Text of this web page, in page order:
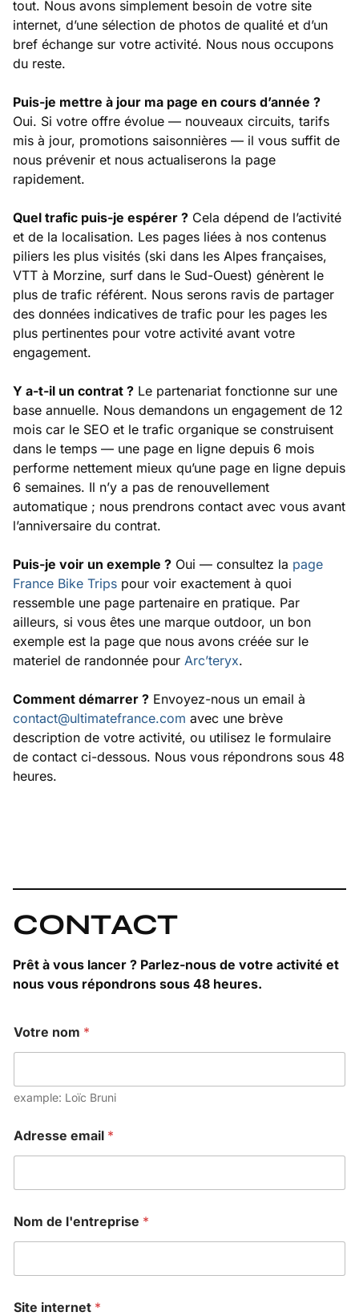
tout. Nous avons simplement besoin de votre site
internet, d’une sélection de photos de qualité et d’un
bref échange sur votre activité. Nous nous occupons
du reste.
Puis-je mettre à jour ma page en cours d’année ?
Oui. Si votre offre évolue — nouveaux circuits, tarifs
mis à jour, promotions saisonnières — il vous suffit de
nous prévenir et nous actualiserons la page
rapidement.
Quel trafic puis-je espérer ? Cela dépend de l’activité
et de la localisation. Les pages liées à nos contenus
piliers les plus visités (ski dans les Alpes françaises,
VTT à Morzine, surf dans le Sud-Ouest) génèrent le
plus de trafic référent. Nous serons ravis de partager
des données indicatives de trafic pour les pages les
plus pertinentes pour votre activité avant votre
engagement.
Y a-t-il un contrat ? Le partenariat fonctionne sur une
base annuelle. Nous demandons un engagement de 12
mois car le SEO et le trafic organique se construisent
dans le temps — une page en ligne depuis 6 mois
performe nettement mieux qu’une page en ligne depuis
6 semaines. Il n’y a pas de renouvellement
automatique ; nous prendrons contact avec vous avant
l’anniversaire du contrat.
Puis-je voir un exemple ? Oui — consultez la page
France Bike Trips pour voir exactement à quoi
ressemble une page partenaire en pratique. Par
ailleurs, si vous êtes une marque outdoor, un bon
exemple est la page que nous avons créée sur le
materiel de randonnée pour Arc’teryx.
Comment démarrer ? Envoyez-nous un email à
contact@ultimatefrance.com avec une brève
description de votre activité, ou utilisez le formulaire
de contact ci-dessous. Nous vous répondrons sous 48
heures.
CONTACT
Prêt à vous lancer ? Parlez-nous de votre activité et
nous vous répondrons sous 48 heures.
Votre nom *
example: Loïc Bruni
Adresse email *
Nom de l'entreprise *
Site internet *